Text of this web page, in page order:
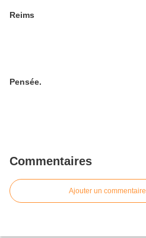
Reims
Pensée.
Commentaires
Ajouter un commentaire